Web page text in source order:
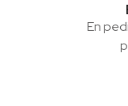
En